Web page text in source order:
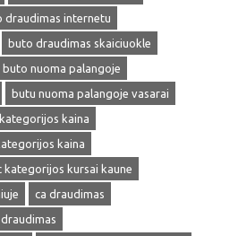
draudimas internetu
buto draudimas skaiciuokle
buto nuoma palangoje
butu nuoma palangoje vasarai
kaina
kaina
kategorijos kursai kaune
ca draudimas